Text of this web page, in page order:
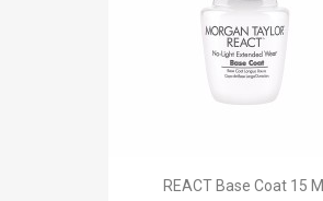
REACT Base Coat 15 Ml